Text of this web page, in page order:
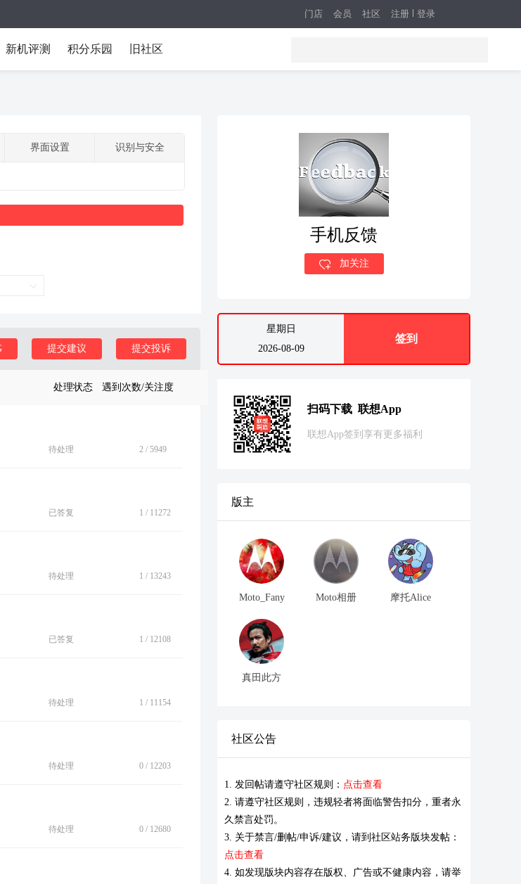
注册 登录
门店 会员 社区
新机评测 积分乐园 旧社区
界面设置 识别与安全
提交投诉
提交建议
处理状态 遇到次数/关注度
待处理 2 / 5949
已答复 1 / 11272
待处理 1 / 13243
已答复 1 / 12108
待处理 1 / 11154
待处理 0 / 12203
待处理 0 / 12680
手机反馈
加关注
星期日
2026-08-09
签到
扫码下载 联想App
联想App签到享有更多福利
版主
Moto_Fany Moto相册 摩托Alice
真田此方
社区公告
1. 发回帖请遵守社区规则： 点击查看
2. 请遵守社区规则，违规轻者将面临警告扣分，重者永
久禁言处罚。
3. 关于禁言/删帖/申诉/建议，请到社区站务版块发帖：
点击查看
4. 如发现版块内容存在版权、广告或不健康内容，请举